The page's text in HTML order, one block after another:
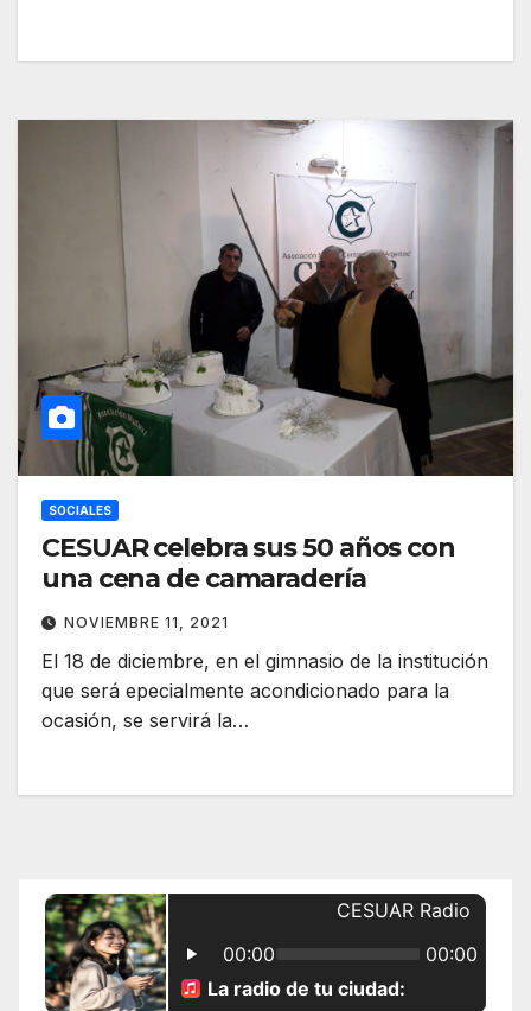
SOCIALES
CESUAR celebra sus 50 años con
una cena de camaradería
NOVIEMBRE 11, 2021
El 18 de diciembre, en el gimnasio de la institución
que será epecialmente acondicionado para la
ocasión, se servirá la…